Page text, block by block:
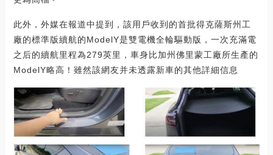
此外，外媒在報道中提到，該用戶收到的首批得克薩斯州工
廠的標準版續航的ModelY是雙電機全輪驅動版，一次充滿電
之后的續航里程為279英里，車身比加州佛里蒙工廠所生產的
ModelY略高！雖然該網友并未透露新車的其他詳細信息